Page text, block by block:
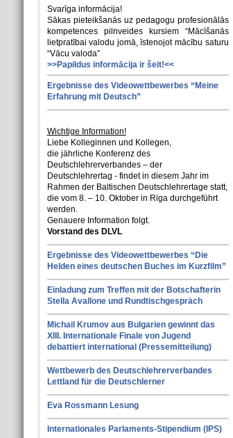
Svarīga informācija!
Sākas pieteikšanās uz pedagogu profesionālās
kompetences pilnveides kursiem “Mācīšanās
lietpratībai valodu jomā, īstenojot mācību saturu
“Vācu valoda”
>>Papildus informācija ir šeit!<<
Ergebnisse des Videowettbewerbes “Meine
Erfahrung mit Deutsch”
Wichtige Information!
Liebe Kolleginnen und Kollegen,
die jährliche Konferenz des
Deutschlehrerverbandes – der
Deutschlehrertag - findet in diesem Jahr im
Rahmen der Baltischen Deutschlehrertage statt,
die vom 8. – 10. Oktober in Riga durchgeführt
werden.
Genauere Information folgt.
Vorstand des DLVL
Ergebnisse des Videowettbewerbes “Die
Helden eines deutschen Buches im Kurzfilm”
Einladung zum Treffen mit der Botschafterin
Stella Avallone und Rundtischgespräch
Michail Krumov aus Bulgarien gewinnt das
XIII. Internationale Finale von Jugend
debattiert international (Pressemitteilung)
Wettbewerb des Deutschlehrerverbandes
Lettland für die Deutschlerner
Eva Rossmann Lesung
Internationales Parlaments-Stipendium (IPS)